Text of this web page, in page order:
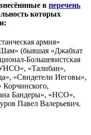
в перечень
которых
армия»
(бывшая «Джабхат
Большевистская
«Талибан»,
«Свидетели Иеговы»,
Бандеры», «НСО»,
Павел Валерьевич.